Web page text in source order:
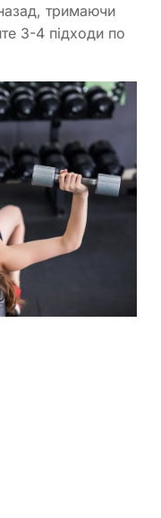
тримаючи
3-4 підходи по